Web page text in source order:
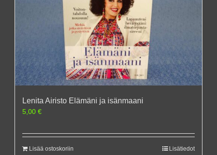
Lenita Airisto Elämäni ja isänmaani
5,00 €
Lisää ostoskoriin Lisätiedot